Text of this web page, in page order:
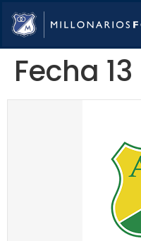
Fecha 13